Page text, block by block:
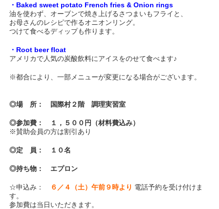
・Baked sweet potato French fries& Onion rings
油を使わず、オーブンで焼き上げるさつまいもフライと、
お母さんのレシピで作るオニオンリング。
つけて食べるディップも作ります。
・ Root beer float
アメリカで人気の炭酸飲料にアイスをのせて食べます♪
※都合により、一部メニューが変更になる場合がございます。
◎場 所： 国際村２階 調理実習室
◎参加費： １，５００円（材料費込み）
※賛助会員の方は割引あり
◎定 員： １０名
◎持ち物： エプロン
☆申込み： ６ ／４（土）午前９時より 電話予約を受け付けま
す。
参加費は当日いただきます。